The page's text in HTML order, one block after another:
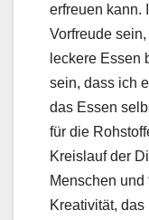
erfreuen kann.
Vorfreude
leckere Essen
sein, dass ich
das Essen
für die
Kreislauf der
Menschen
Kreativität,